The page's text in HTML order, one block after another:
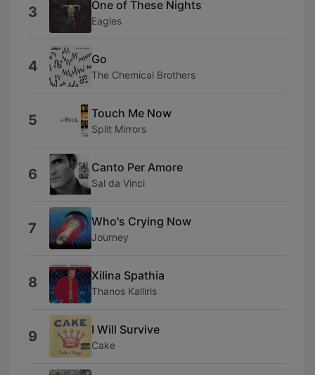
3 One of These Nights
Eagles
4 Go
The Chemical Brothers
5 Touch Me Now
Split Mirrors
6 Canto Per Amore
Sal da Vinci
7 Who's Crying Now
Journey
8 Xilina Spathia
Thanos Kalliris
9 I Will Survive
Cake